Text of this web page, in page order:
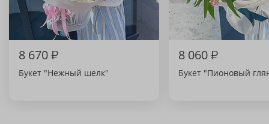
8 670₽
Букет "Нежный шелк"
8 060₽
Букет "Пионовый